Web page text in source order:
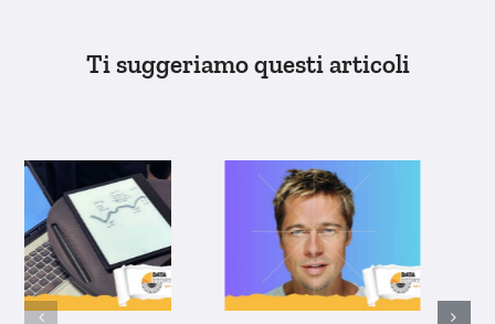
Ti suggeriamo questi articoli